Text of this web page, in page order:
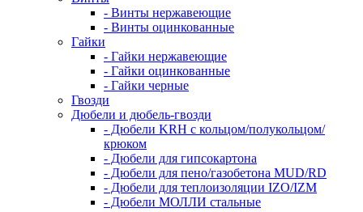
- Винты нержавеющие
- Винты оцинкованные
Гайки
- Гайки нержавеющие
- Гайки оцинкованные
- Гайки черные
Гвозди
Дюбели и дюбель-гвозди
- Дюбели KRH с кольцом/полукольцом/
крюком
- Дюбели для гипсокартона
- Дюбели для пено/газобетона MUD/RD
- Дюбели для теплоизоляции IZO/IZM
- Дюбели МОЛЛИ стальные